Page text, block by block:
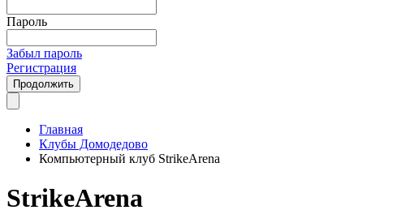
Пароль
Забыл пароль
Регистрация
Продолжить
Главная
Клубы Домодедово
Компьютерный клуб StrikeArena
StrikeArena